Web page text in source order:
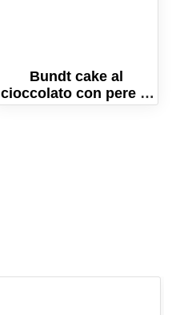
Bundt cake al
cioccolato con pere al
rum. La ricetta per